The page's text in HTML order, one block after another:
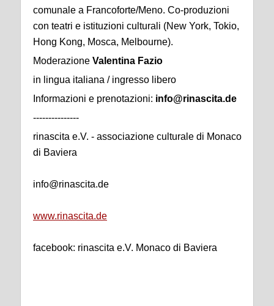
comunale a Francoforte/Meno. Co-produzioni
con teatri e istituzioni culturali (New York, Tokio,
Hong Kong, Mosca, Melbourne).
Moderazione Valentina Fazio
in lingua italiana / ingresso libero
Informazioni e prenotazioni: info@rinascita.de
---------------
rinascita e.V. - associazione culturale di Monaco
di Baviera
info@rinascita.de
www.rinascita.de
facebook: rinascita e.V. Monaco di Baviera